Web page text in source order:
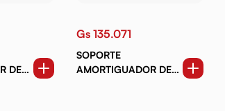
DEL
Gs 135.071
SOPORTE
AMORTIGUADOR DEL